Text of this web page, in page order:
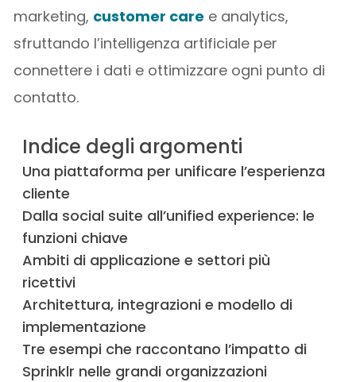
marketing, customer care e analytics,
sfruttando l’intelligenza artificiale per
connettere i dati e ottimizzare ogni punto di
contatto.
Indice degli argomenti
Una piattaforma per unificare l’esperienza
cliente
Dalla social suite all’unified experience: le
funzioni chiave
Ambiti di applicazione e settori più
ricettivi
Architettura, integrazioni e modello di
implementazione
Tre esempi che raccontano l’impatto di
Sprinklr nelle grandi organizzazioni